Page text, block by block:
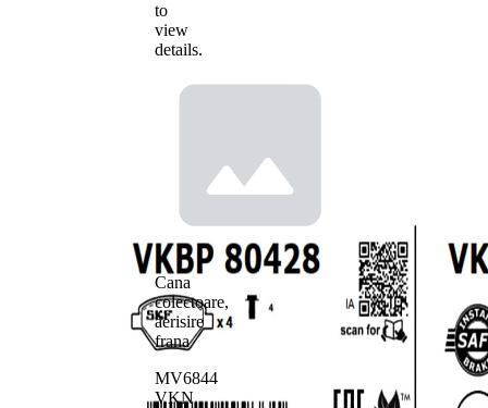
to
view
details.
Cana
colectoare,
aerisire
frana
MV6844
VKN